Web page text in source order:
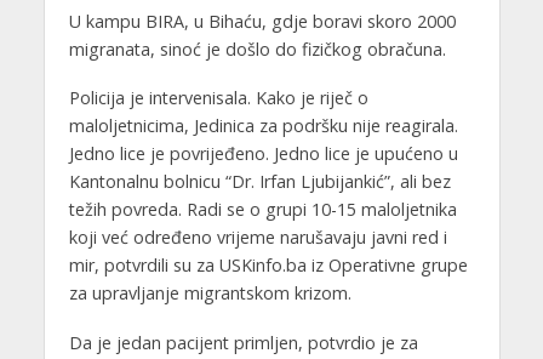
U kampu BIRA, u Bihaću, gdje boravi skoro 2000
migranata, sinoć je došlo do fizičkog obračuna.
Policija je intervenisala. Kako je riječ o
maloljetnicima, Jedinica za podršku nije reagirala.
Jedno lice je povrijeđeno. Jedno lice je upućeno u
Kantonalnu bolnicu “Dr. Irfan Ljubijankić”, ali bez
težih povreda. Radi se o grupi 10-15 maloljetnika
koji već određeno vrijeme narušavaju javni red i
mir, potvrdili su za USKinfo.ba iz Operativne grupe
za upravljanje migrantskom krizom.
Da je jedan pacijent primljen, potvrdio je za